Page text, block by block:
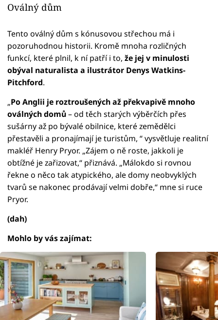
Oválný dům
Tento oválný dům s kónusovou střechou má i
pozoruhodnou historii. Kromě mnoha rozličných
funkcí, které plnil, k ní patří i to, že jej v minulosti
obýval naturalista a ilustrátor Denys Watkins-
Pitchford.
„Po Anglii je roztroušených až překvapivě mnoho
oválných domů– od těch starých výběrčích přes
sušárny až po bývalé obilnice, které zemědělci
přestavěli a pronajímají je turistům, “ vysvětluje realitní
makléř Henry Pryor. „Zájem o ně roste, jakkoli je
obtížné je zařizovat,“ přiznává. „Málokdo si rovnou
řekne o něco tak atypického, ale domy neobvyklých
tvarů se nakonec prodávají velmi dobře,“ mne si ruce
Pryor.
(dah)
Mohlo by vás zajímat: